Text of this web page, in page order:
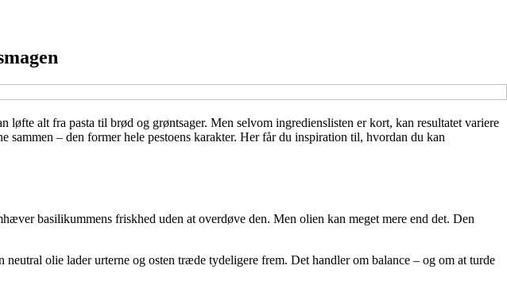
alt fra pasta til brød og grøntsager. Men selvom ingredienslisten er kort, kan resultatet variere
– den former hele pestoens karakter. Her får du inspiration til, hvordan du kan
basilikummens friskhed uden at overdøve den. Men olien kan meget mere end det. Den
olie lader urterne og osten træde tydeligere frem. Det handler om balance – og om at turde